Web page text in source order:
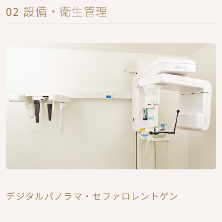
02 設備・衛生管理
デジタルパノラマ・セファロレントゲン